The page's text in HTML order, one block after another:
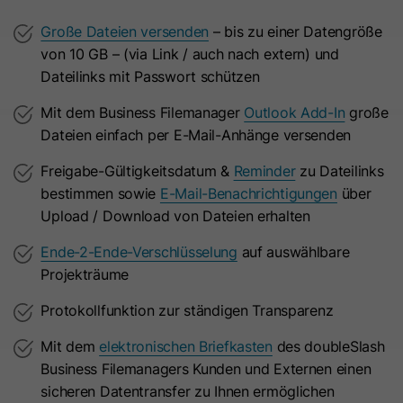
Große Dateien versenden – bis zu einer Datengröße
von 10 GB – (via Link / auch nach extern) und
Dateilinks mit Passwort schützen
Mit dem Business Filemanager Outlook Add-In große
Dateien einfach per E-Mail-Anhänge versenden
Freigabe-Gültigkeitsdatum & Reminderzu Dateilinks
bestimmen sowie E-Mail-Benachrichtigungen über
Upload / Download von Dateien erhalten
Ende-2-Ende-Verschlüsselung auf auswählbare
Projekträume
Protokollfunktion zur ständigen Transparenz
Mit dem elektronischen Briefkasten des doubleSlash
Business Filemanagers Kunden und Externen einen
sicheren Datentransfer zu Ihnen ermöglichen
Zweck
Dieses Cookie wird benötigt, um zu
überprüfen, welche Cookies auf der
Seite akzeptiert wurden.
Name __hs_initial_opt_in
Anbieter HubSpot
Laufzeit 7 Tage
Zweck
Dieses Cookie wird verwendet, um
zu verhindern, dass das Banner
Besucher im strikten Modus surfen.
Name __hs_opt_out
werden.
Die Datenverarbeitung erfolgt nur nach Einwilligung gemäß
Art. 6 Abs. 1 lit. a DSGVO. Es kann zu einer Übermittlung
personenbezogener Daten in die USA kommen. Google ist
nach dem EU-U.S. Data Privacy Framework zertifiziert.
Name __cduid
Anbieter Cloudflare
Laufzeit 30 Tage
Dieses Cookie wird durch Cloudflare,
festgelegt. Es hilft Cloudflare,
böswillige Besucher Ihrer Website zu
identifizieren und das Blockieren von
Cookie-Informationen
Marketing
Marketing-Cookies werden verwendet, um
Werbemaßnahmen zu messen und personalisierte Werbung
verschiedene Websites und Geräte hinweg kommen.
Hinweis:Es kann zu einer Datenübermittlung in Drittstaaten
(z. B. USA) kommen. Weitere Informationen finden Sie in
unserer Datenschutzerklärung.